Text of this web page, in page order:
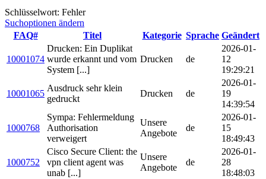
Schlüsselwort: Fehler
Suchoptionen ändern
FAQ#
Titel Kategorie Sprache Geändert
10001074
Drucken: Ein Duplikat
wurde erkannt und vom
System [...]
Drucken de
2026-01-
12
19:29:21
10001065
Ausdruck sehr klein
gedruckt
Drucken de
2026-01-
19
14:39:54
1000768
Sympa: Fehlermeldung
Authorisation
verweigert
Unsere
Angebote
de
2026-01-
15
18:49:43
1000752
Cisco Secure Client: the
vpn client agent was
unab [...]
Unsere
Angebote
de
2026-01-
28
18:48:03